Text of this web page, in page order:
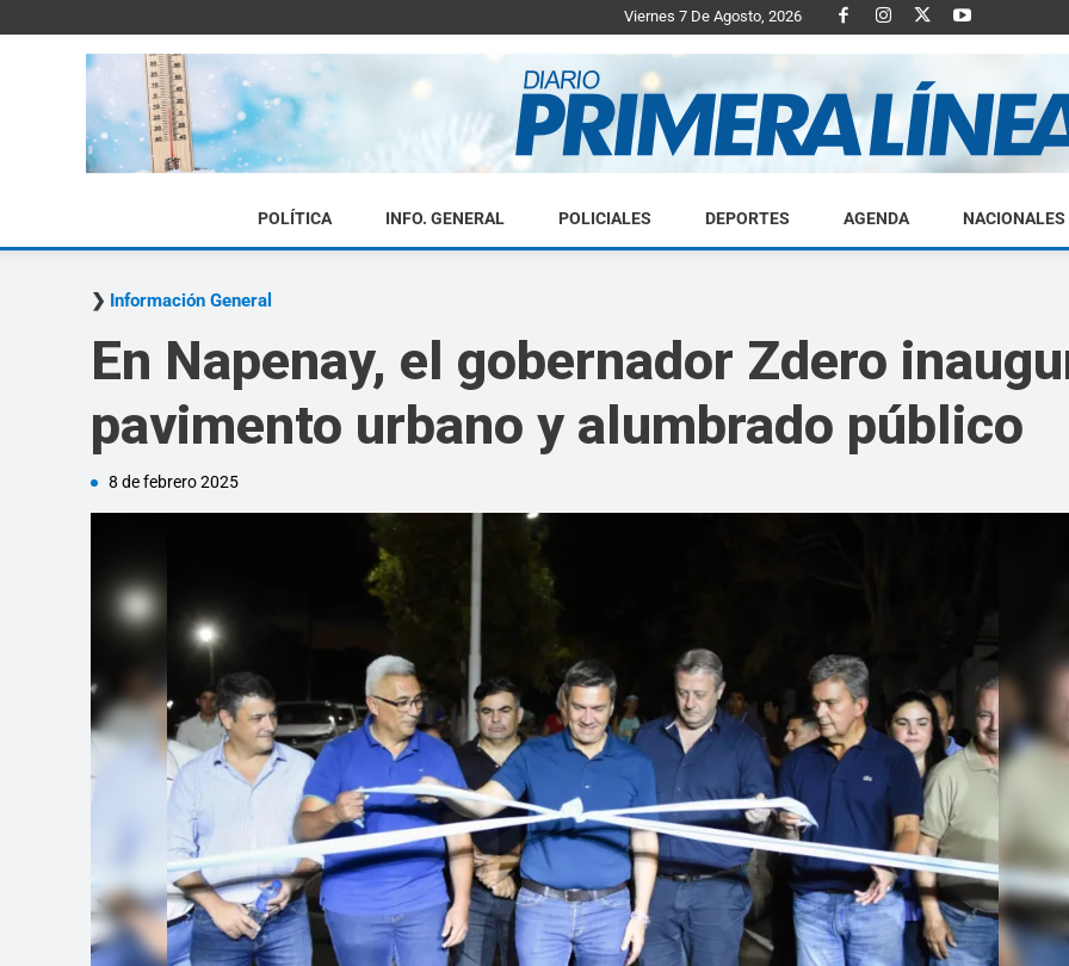
Viernes 7 De Agosto, 2026
Diario
Primera
POLÍTICA INFO. GENERAL POLICIALES DEPORTES AGENDA NACIONALES
Información General
En Napenay, el gobernador Zdero
pavimento urbano y alumbrado público
8 de febrero 2025